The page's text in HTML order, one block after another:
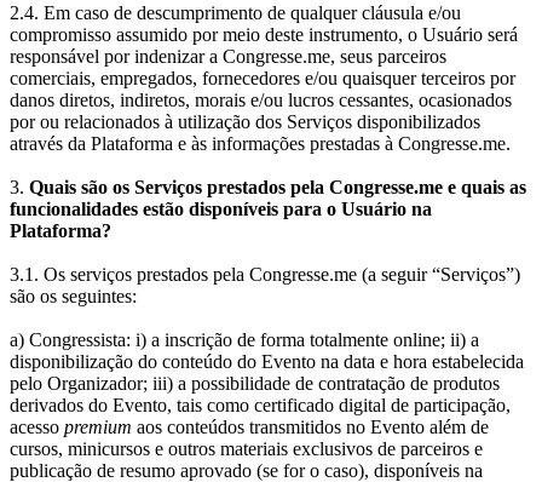
2.4. Em caso de descumprimento de qualquer cláusula e/ou
compromisso assumido por meio deste instrumento, o Usuário será
responsável por indenizar a Congresse.me, seus parceiros
comerciais, empregados, fornecedores e/ou quaisquer terceiros por
danos diretos, indiretos, morais e/ou lucros cessantes, ocasionados
por ou relacionados à utilização dos Serviços disponibilizados
através da Plataforma e às informações prestadas à Congresse.me.
3. Quais são os Serviços prestados pela Congresse.me e quais as
funcionalidades estão disponíveis para o Usuário na
Plataforma?
3.1. Os serviços prestados pela Congresse.me (a seguir “Serviços”)
são os seguintes:
a) Congressista: i) a inscrição de forma totalmente online; ii) a
disponibilização do conteúdo do Evento na data e hora estabelecida
pelo Organizador; iii) a possibilidade de contratação de produtos
derivados do Evento, tais como certificado digital de participação,
acesso premium aos conteúdos transmitidos no Evento além de
cursos, minicursos e outros materiais exclusivos de parceiros e
publicação de resumo aprovado (se for o caso), disponíveis na